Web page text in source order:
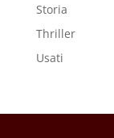
Storia
Thriller
Usati